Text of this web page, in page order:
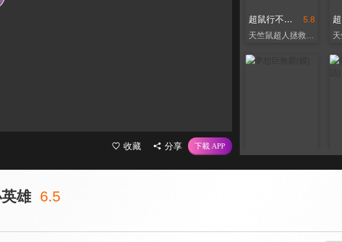
收藏 分享
5.8
超鼠行不行(國)
天竺鼠超人拯救鯡魚！
雄 6.5